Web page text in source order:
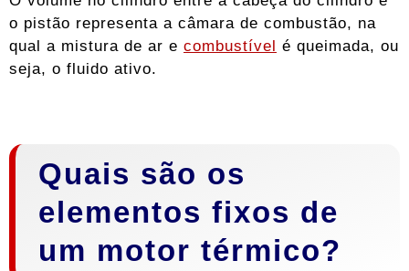
o pistão representa a câmara de combustão, na
qual a mistura de ar e combustível é queimada, ou
seja, o fluido ativo.
Quais são os
elementos fixos de
um motor térmico?